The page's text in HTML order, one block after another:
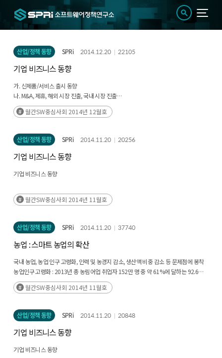
산업/정책 동향 SPRi 2014.12.20 22105
기업 비즈니스 동향
가. 신제품/서비스 출시 동향
나. M&A, 제휴, 해외 시장 진출, 국내 시장 진출
다. 특허 및 인증 동향
월간SW중심사회 2014년 12월호
산업/정책 동향 SPRi 2014.11.20 20256
기업 비즈니스 동향
기업 비즈니스 동향
월간SW중심사회 2014년 11월호
산업/정책 동향 SPRi 2014.11.20 37740
농업 : 스마트 농업의 확산
국내 농업, 농업 인구 고령화, 인력 및 농경지 감소, 생산액 비중 감소 등 문제점에 봉착
농업인구 고령화 : 2013년 총 농림어업 취업자 152만 명 중 약 61%에 달하는 92.6만
명이 60세 이상으로 집계
농업 인력 및 농경지 감소 : 국내 농경지는 2000년 19.0%에서 2013년 17.1%로
5.7%로 빠르게 감소
생산 비중 감소 : 국내 총생산 중 농림어업이 차지하는 비중, 2000년 4.4%에서 2013년
2.3%로 급감해 국내 농업 활성화를 위한 대책 마련이 시급한 상황
월간SW중심사회 2014년 11월호
산업/정책 동향 SPRi 2014.11.20 20848
기업 비즈니스 동향
기업 비즈니스 동향